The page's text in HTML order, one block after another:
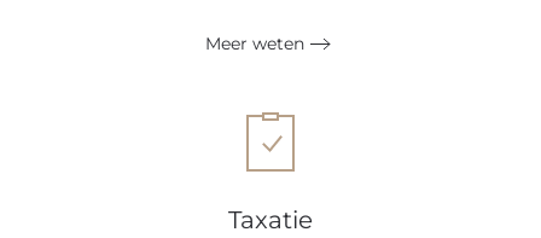
Meer weten
Taxatie